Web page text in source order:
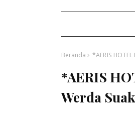
Beranda *AERIS
*AERIS
Werda